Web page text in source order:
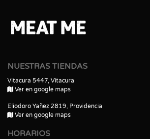
NUESTRAS TIENDAS
Vitacura 5447, Vitacura
Ver en google maps
Eliodoro Yañez 2819, Providencia
Ver en google maps
HORARIOS